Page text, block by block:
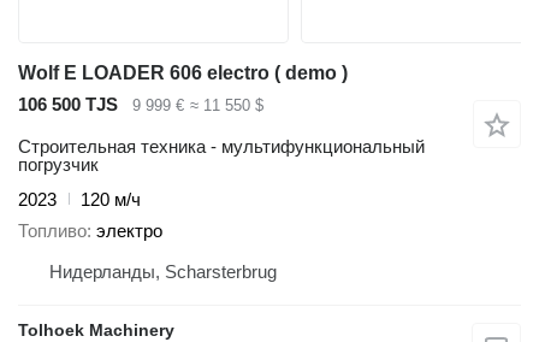
Wolf E LOADER 606 electro ( demo )
106 500 TJS
9 999 € ≈ 11 550 $
Строительная техника - мультифункциональный
погрузчик
2023
120 м/ч
Топливо электро
Нидерланды, Scharsterbrug
Tolhoek Machinery